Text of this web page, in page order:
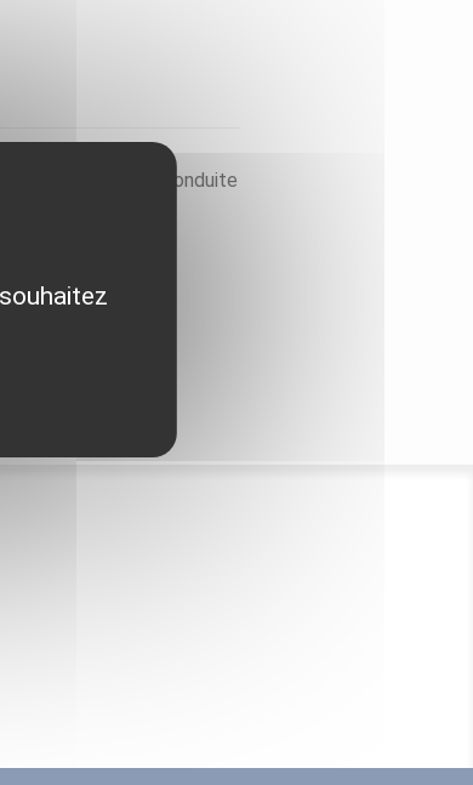
et nappe) conduite
de-France.